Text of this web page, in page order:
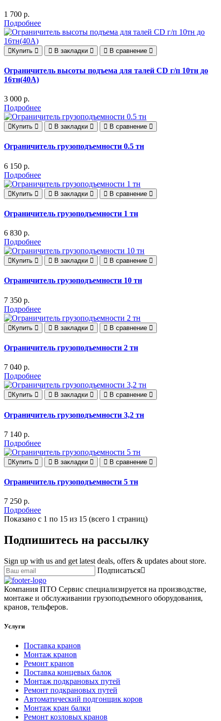
1 700 р.
Подробнее
Купить В закладки В сравнение
Ограничитель высоты подъема для талей CD г/п 10тн до
16тн(40А)
3 000 р.
Подробнее
Купить В закладки В сравнение
Ограничитель грузоподъемности 0.5 тн
6 150 р.
Подробнее
Купить В закладки В сравнение
Ограничитель грузоподъемности 1 тн
6 830 р.
Подробнее
Купить В закладки В сравнение
Ограничитель грузоподъемности 10 тн
7 350 р.
Подробнее
Купить В закладки В сравнение
Ограничитель грузоподъемности 2 тн
7 040 р.
Подробнее
Купить В закладки В сравнение
Ограничитель грузоподъемности 3,2 тн
7 140 р.
Подробнее
Купить В закладки В сравнение
Ограничитель грузоподъемности 5 тн
7 250 р.
Подробнее
Показано с 1 по 15 из 15 (всего 1 страниц)
Подпишитесь на рассылку
Sign up with us and get latest deals, offers & updates about store.
Подписаться
Компания ПТО Сервис специализируется на производстве,
монтаже и обслуживании грузоподъемного оборудования,
кранов, тельферов.
Услуги
Поставка кранов
Монтаж кранов
Ремонт кранов
Поставка концевых балок
Монтаж подкрановых путей
Ремонт подкрановых путей
Автоматический подгонщик коров
Монтаж кран балки
Ремонт козловых кранов